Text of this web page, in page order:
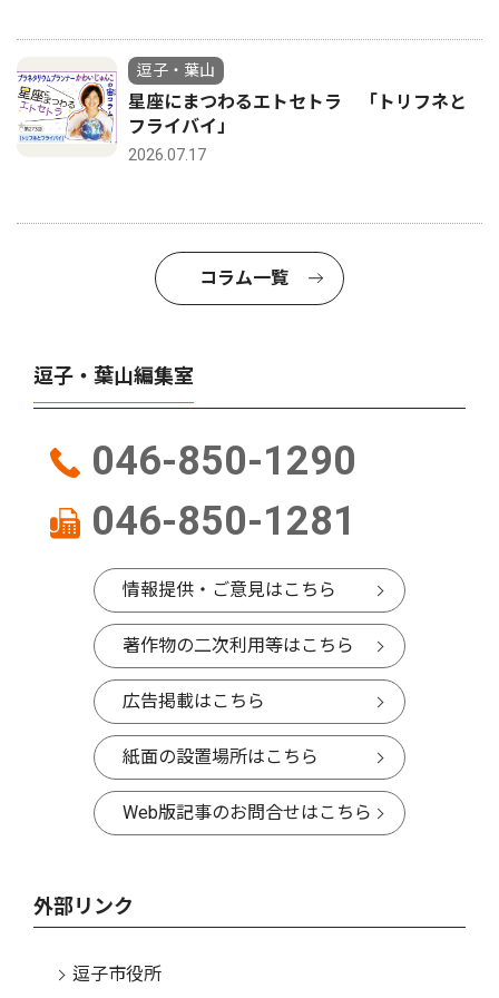
逗子・葉山
星座にまつわるエトセトラ 「トリフネと
フライバイ」
2026.07.17
コラム一覧
逗子・葉山編集室
046-850-1290
046-850-1281
情報提供・ご意見はこちら
著作物の二次利用等はこちら
広告掲載はこちら
紙面の設置場所はこちら
Web版記事のお問合せはこちら
外部リンク
逗子市役所